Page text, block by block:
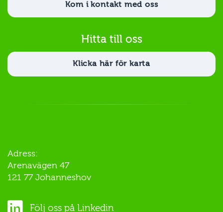
Kom i kontakt med oss
Hitta till oss
Klicka här för karta
Adress:
Arenavägen 47
121 77 Johanneshov
Följ oss på Linkedin